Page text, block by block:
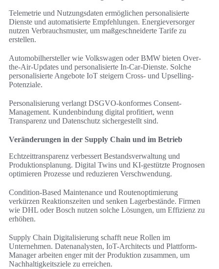
Telemetrie und Nutzungsdaten ermöglichen personalisierte
Dienste und automatisierte Empfehlungen. Energieversorger
nutzen Verbrauchsmuster, um maßgeschneiderte Tarife zu
erstellen.
Automobilhersteller wie Volkswagen oder BMW bieten Over-
the-Air-Updates und personalisierte In-Car-Dienste. Solche
personalisierte Angebote IoT steigern Cross- und Upselling-
Potenziale.
Personalisierung verlangt DSGVO-konformes Consent-
Management. Kundenbindung digital profitiert, wenn
Transparenz und Datenschutz sichergestellt sind.
Veränderungen in der Supply Chain und im Betrieb
Echtzeittransparenz verbessert Bestandsverwaltung und
Produktionsplanung. Digital Twins und KI-gestützte Prognosen
optimieren Prozesse und reduzieren Verschwendung.
Condition-Based Maintenance und Routenoptimierung
verkürzen Reaktionszeiten und senken Lagerbestände. Firmen
wie DHL oder Bosch nutzen solche Lösungen, um Effizienz zu
erhöhen.
Supply Chain Digitalisierung schafft neue Rollen im
Unternehmen. Datenanalysten, IoT-Architects und Plattform-
Manager arbeiten enger mit der Produktion zusammen, um
Nachhaltigkeitsziele zu erreichen.